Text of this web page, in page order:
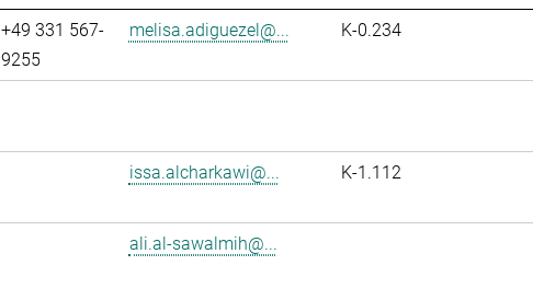
+49 331 567-
9255
melisa.adiguezel@... K-0.234
issa.alcharkawi@... K-1.112
ali.al-sawalmih@...